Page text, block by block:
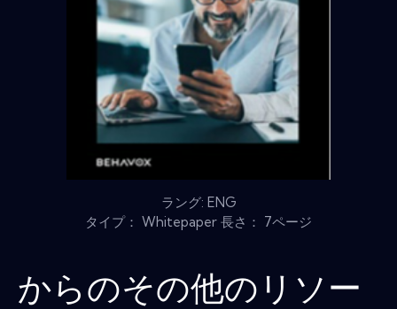
ラング: ENG
タイプ： Whitepaper 長さ： 7ページ
からのその他のリソー